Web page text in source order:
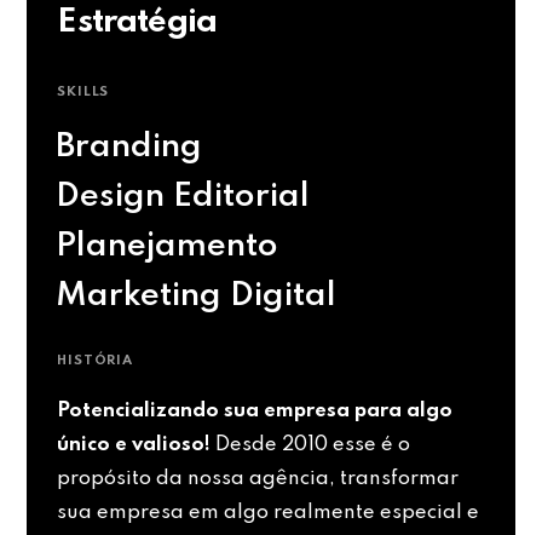
Estratégia
SKILLS
Branding
Design Editorial
Planejamento
Marketing Digital
HISTÓRIA
Potencializando sua empresa para algo
único e valioso! Desde 2010 esse é o
propósito da nossa agência, transformar
sua empresa em algo realmente especial e